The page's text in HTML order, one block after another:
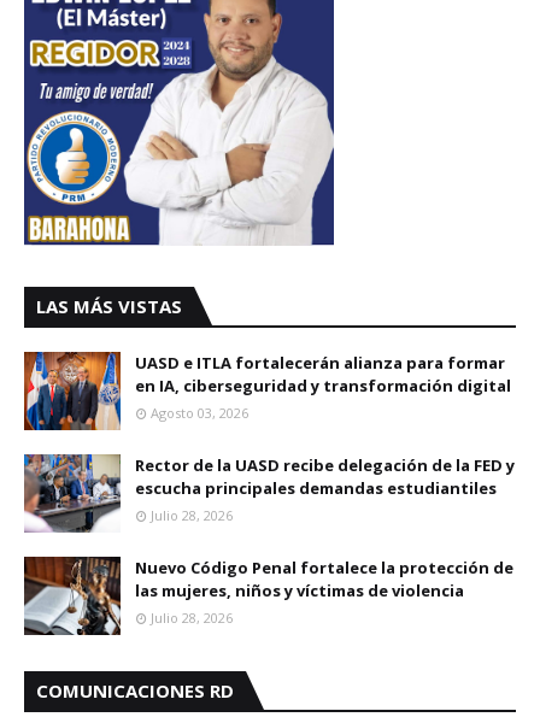
LAS MÁS VISTAS
UASD e ITLA fortalecerán alianza para formar
en IA, ciberseguridad y transformación digital
Agosto 03, 2026
Rector de la UASD recibe delegación de la FED y
escucha principales demandas estudiantiles
Julio 28, 2026
Nuevo Código Penal fortalece la protección de
las mujeres, niños y víctimas de violencia
Julio 28, 2026
COMUNICACIONES RD